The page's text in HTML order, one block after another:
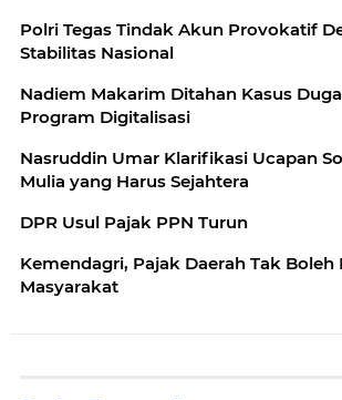
Polri Tegas Tindak Akun Provokatif
Stabilitas Nasional
Nadiem Makarim Ditahan Kasus
Program Digitalisasi
Nasruddin Umar Klarifikasi Ucapan
Mulia yang Harus Sejahtera
DPR Usul Pajak PPN Turun
Kemendagri, Pajak Daerah Tak Boleh Beratkan
Masyarakat